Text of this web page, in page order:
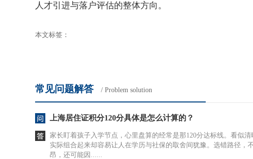
人才引进与落户评估的整体方向。
本文标签：
常见问题解答 / Problem solution
上海居住证积分120分具体是怎么计算的？
家长盯着孩子入学节点，心里盘算的经常是那120分达标线。看似清
实际组合起来却容易让人在学历与社保的取舍间犹豫。选错路径，
昂，还可能因......